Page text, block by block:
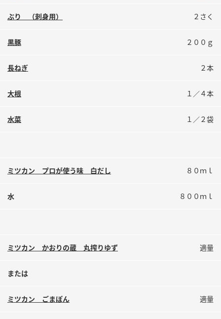
ミツカン公式通販
ぶり （刺身用） ２さく
黒豚 ２００ｇ
長ねぎ ２本
大根 １／４本
水菜 １／２袋
ミツカン プロが使う味 白だし ８０ｍｌ
水 ８００ｍｌ
ミツカン かおりの蔵 丸搾りゆず 適量
または
ミツカン ごまぽん 適量